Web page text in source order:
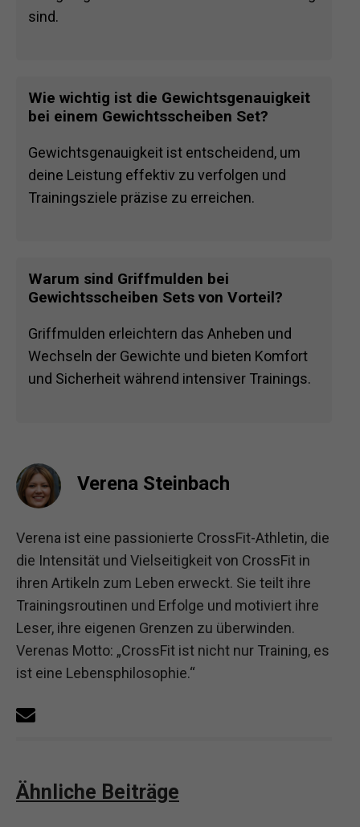
sind.
Wie wichtig ist die Gewichtsgenauigkeit
bei einem Gewichtsscheiben Set?
Gewichtsgenauigkeit ist entscheidend, um
deine Leistung effektiv zu verfolgen und
Trainingsziele präzise zu erreichen.
Warum sind Griffmulden bei
Gewichtsscheiben Sets von Vorteil?
Griffmulden erleichtern das Anheben und
Wechseln der Gewichte und bieten Komfort
und Sicherheit während intensiver Trainings.
Verena Steinbach
Verena ist eine passionierte CrossFit-Athletin, die
die Intensität und Vielseitigkeit von CrossFit in
ihren Artikeln zum Leben erweckt. Sie teilt ihre
Trainingsroutinen und Erfolge und motiviert ihre
Leser, ihre eigenen Grenzen zu überwinden.
Verenas Motto: „CrossFit ist nicht nur Training, es
ist eine Lebensphilosophie.“
Ähnliche Beiträge